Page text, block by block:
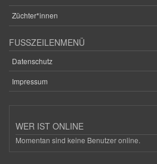
Züchter*innen
FUSSZEILENMENÜ
Datenschutz
Impressum
WER IST ONLINE
Momentan sind keine Benutzer online.